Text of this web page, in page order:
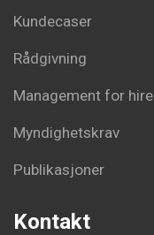
Kundecaser
Rådgivning
Management for hire
Myndighetskrav
Publikasjoner
Kontakt